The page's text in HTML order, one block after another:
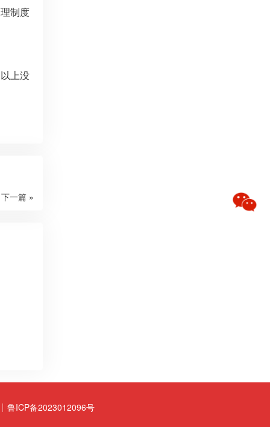
制度
上没
下一篇 »
鲁ICP备2023012096号